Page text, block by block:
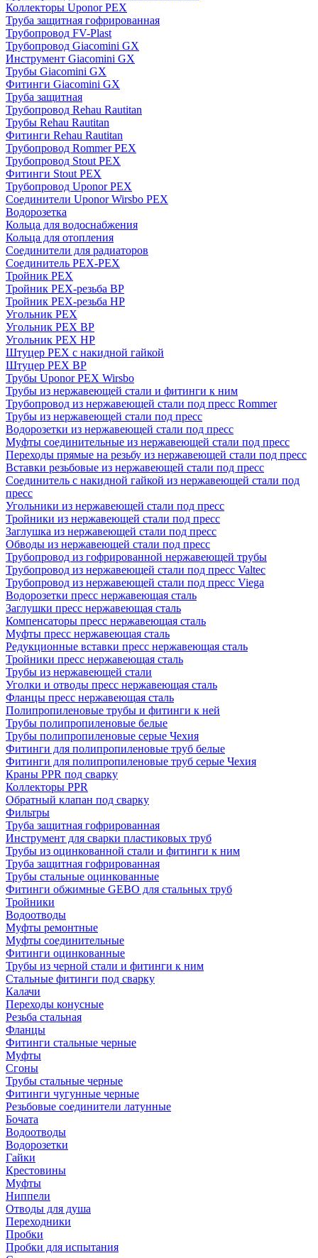
Коллекторы Uponor PEX
Труба защитная гофрированная
Трубопровод FV-Plast
Трубопровод Giacomini GX
Инструмент Giacomini GX
Трубы Giacomini GX
Фитинги Giacomini GX
Труба защитная
Трубопровод Rehau Rautitan
Трубы Rehau Rautitan
Фитинги Rehau Rautitan
Трубопровод Rommer PEX
Трубопровод Stout PEX
Фитинги Stout PEX
Трубопровод Uponor PEX
Соединители Uponor Wirsbo PEX
Водорозетка
Кольца для водоснабжения
Кольца для отопления
Соединители для радиаторов
Соединитель PEX-PEX
Тройник PEX
Тройник PEX-резьба ВР
Тройник PEX-резьба НР
Угольник PEX
Угольник PEX ВР
Угольник PEX НР
Штуцер PEX c накидной гайкой
Штуцер PEX ВР
Трубы Uponor PEX Wirsbo
Трубы из нержавеющей стали и фитинги к ним
Трубопровод из нержавеющей стали под пресс Rommer
Трубы из нержавеющей стали под пресс
Водорозетки из нержавеющей стали под пресс
Муфты соединительные из нержавеющей стали под пресс
Переходы прямые на резьбу из нержавеющей стали под пресс
Вставки резьбовые из нержавеющей стали под пресс
Соединитель с накидной гайкой из нержавеющей стали под
пресс
Угольники из нержавеющей стали под пресс
Тройники из нержавеющей стали под пресс
Заглушка из нержавеющей стали под пресс
Обводы из нержавеющей стали под пресс
Трубопровод из гофрированной нержавеющей трубы
Трубопровод из нержавеющей стали под пресс Valtec
Трубопровод из нержавеющей стали под пресс Viega
Водорозетки пресс нержавеющая сталь
Заглушки пресс нержавеющая сталь
Компенсаторы пресс нержавеющая сталь
Муфты пресс нержавеющая сталь
Редукционные вставки пресс нержавеющая сталь
Тройники пресс нержавеющая сталь
Трубы из нержавеющей стали
Уголки и отводы пресс нержавеющая сталь
Фланцы пресс нержавеющая сталь
Полипропиленовые трубы и фитинги к ней
Трубы полипропиленовые белые
Трубы полипропиленовые серые Чехия
Фитинги для полипропиленовые труб белые
Фитинги для полипропиленовые труб серые Чехия
Краны PPR под сварку
Коллекторы PPR
Обратный клапан под сварку
Фильтры
Труба защитная гофрированная
Инструмент для сварки пластиковых труб
Трубы из оцинкованной стали и фитинги к ним
Труба защитная гофрированная
Трубы стальные оцинкованные
Фитинги обжимные GEBO для стальных труб
Тройники
Водоотводы
Муфты ремонтные
Муфты соединительные
Фитинги оцинкованные
Трубы из черной стали и фитинги к ним
Стальные фитинги под сварку
Калачи
Переходы конусные
Резьба стальная
Фланцы
Фитинги стальные черные
Муфты
Сгоны
Трубы стальные черные
Фитинги чугунные черные
Резьбовые соединители латунные
Бочата
Водоотводы
Водорозетки
Гайки
Крестовины
Муфты
Ниппели
Отводы для душа
Переходники
Пробки
Пробки для испытания